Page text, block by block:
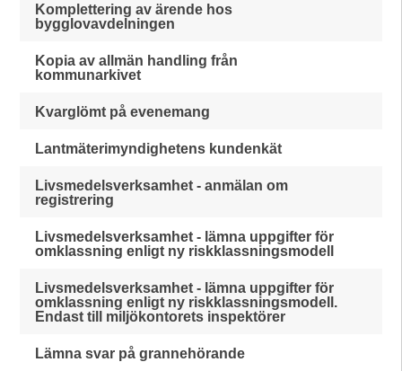
Komplettering av ärende hos
bygglovavdelningen
Kopia av allmän handling från
kommunarkivet
Kvarglömt på evenemang
Lantmäterimyndighetens kundenkät
Livsmedelsverksamhet - anmälan om
registrering
Livsmedelsverksamhet - lämna uppgifter för
omklassning enligt ny riskklassningsmodell
Livsmedelsverksamhet - lämna uppgifter för
omklassning enligt ny riskklassningsmodell.
Endast till miljökontorets inspektörer
Lämna svar på grannehörande